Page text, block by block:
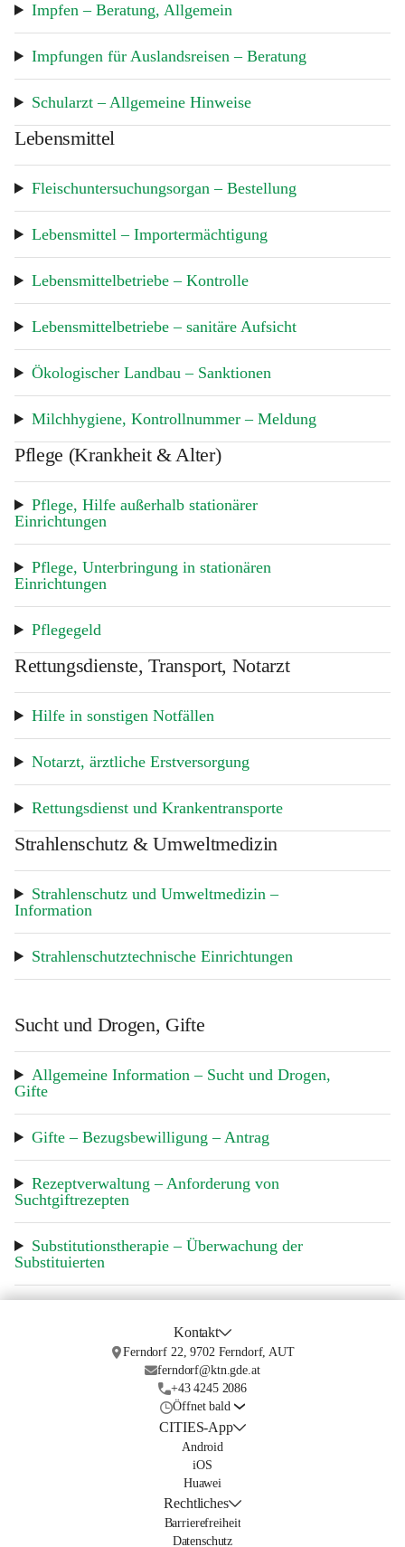
Impfen – Beratung, Allgemein
Impfungen für Auslandsreisen – Beratung
Schularzt – Allgemeine Hinweise
Lebensmittel
Fleischuntersuchungsorgan – Bestellung
Lebensmittel – Importermächtigung
Lebensmittelbetriebe – Kontrolle
Lebensmittelbetriebe – sanitäre Aufsicht
Ökologischer Landbau – Sanktionen
Milchhygiene, Kontrollnummer – Meldung
Pflege (Krankheit & Alter)
Pflege, Hilfe außerhalb stationärer
Einrichtungen
Pflege, Unterbringung in stationären
Einrichtungen
Pflegegeld
Rettungsdienste, Transport, Notarzt
Hilfe in sonstigen Notfällen
Notarzt, ärztliche Erstversorgung
Rettungsdienst und Krankentransporte
Strahlenschutz & Umweltmedizin
Strahlenschutz und Umweltmedizin –
Information
Strahlenschutztechnische Einrichtungen
Sucht und Drogen, Gifte
Allgemeine Information – Sucht und Drogen,
Gifte
Gifte – Bezugsbewilligung – Antrag
Rezeptverwaltung – Anforderung von
Suchtgiftrezepten
Substitutionstherapie – Überwachung der
Substituierten
Kontakt
Ferndorf 22, 9702 Ferndorf, AUT
ferndorf@ktn.gde.at
+43 4245 2086
Öffnet bald
CITIES-App
Android
iOS
Huawei
Rechtliches
Barrierefreiheit
Datenschutz